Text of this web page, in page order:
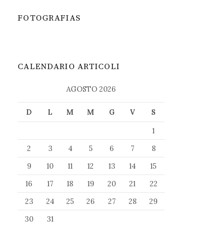
FOTOGRAFIAS
CALENDARIO ARTICOLI
AGOSTO 2026
D L M M G V
S
1
2
3 4 5 6 7
8
9
10 11 12 13 14
15
16
17 18 19 20 21
22
23
24 25 26 27 28
29
30
31